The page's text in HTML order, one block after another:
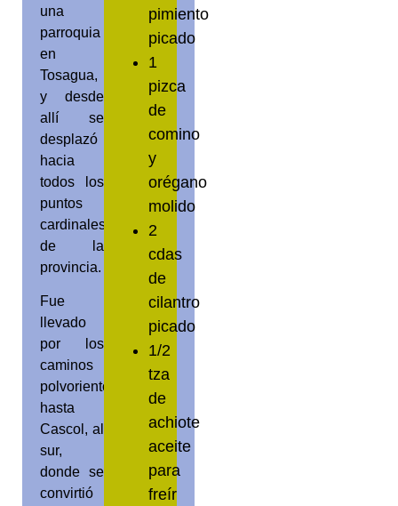
una
parroquia
en
Tosagua,
y desde
allí se
desplazó
hacia
todos los
puntos
cardinales
de la
provincia.
Fue
llevado
por los
caminos
polvorientos
hasta
Cascol, al
sur,
donde se
convirtió
pimiento
picado
1
pizca
de
comino
y
orégano
molido
2
cdas
de
cilantro
picado
1/2
tza
de
achiote
aceite
para
freír